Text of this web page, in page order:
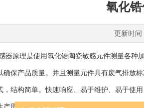
氧化
更新时
理是使用氧化锆陶瓷敏感元件测量各种加
确保产品质量。并且测量元件具有废气排放
，结构简单。快速响应、易于维护、易于使